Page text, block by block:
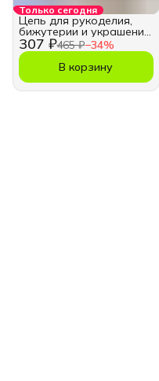
Только сегодня
307 ₽465 ₽−34%
Цепь для рукоделия,
бижутерии и украшений
3,5х5 мм.
В корзину